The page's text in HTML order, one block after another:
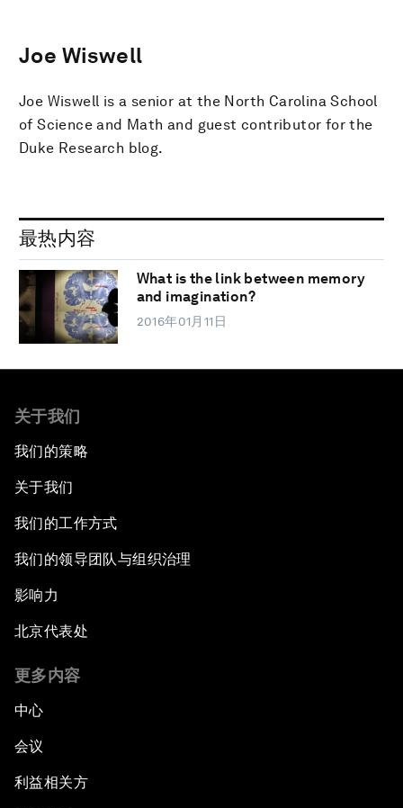
Joe Wiswell
Joe Wiswell is a senior at the North Carolina School
of Science and Math and guest contributor for the
Duke Research blog.
最热内容
What is the link between memory
and imagination?
2016年01月11日
关于我们
我们的策略
关于我们
我们的工作方式
我们的领导团队与组织治理
影响力
北京代表处
更多内容
中心
会议
利益相关方